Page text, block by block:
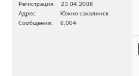
Регистрация
23.04.2008
Адрес
Южно-сахалинск
Сообщения
8,004